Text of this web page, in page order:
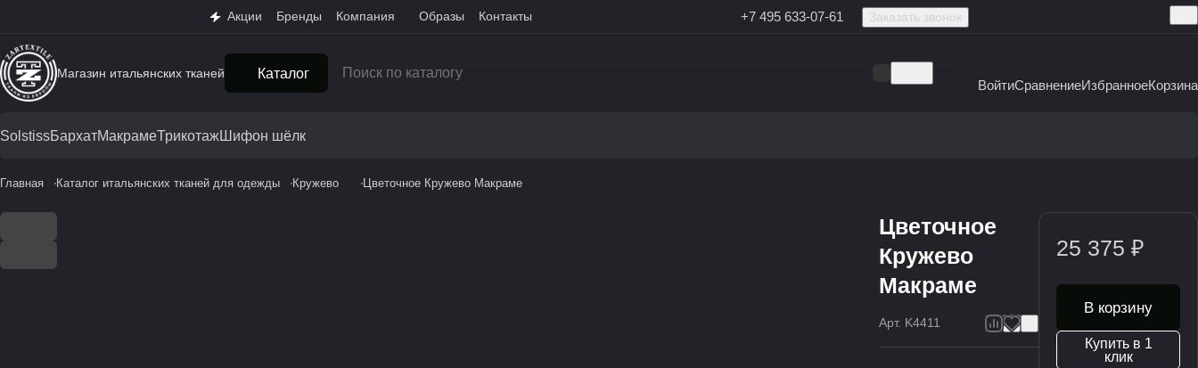
Акции Бренды Компания Образы Контакты +7 495 633-07-61 Заказать звонок
Магазин итальянских тканей Каталог
ВойтиСравнениеИзбранноеКорзина
SolstissБархатМакрамеТрикотажШифон шёлк
Главная Каталог итальянских тканей для одежды Кружево Цветочное Кружево Макраме
Цветочное
Кружево
Макраме
Арт. K4411
25 375 ₽
В корзину
Купить в 1
клик